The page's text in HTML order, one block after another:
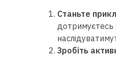
Станьте
дотримуєтесь
Зробіть